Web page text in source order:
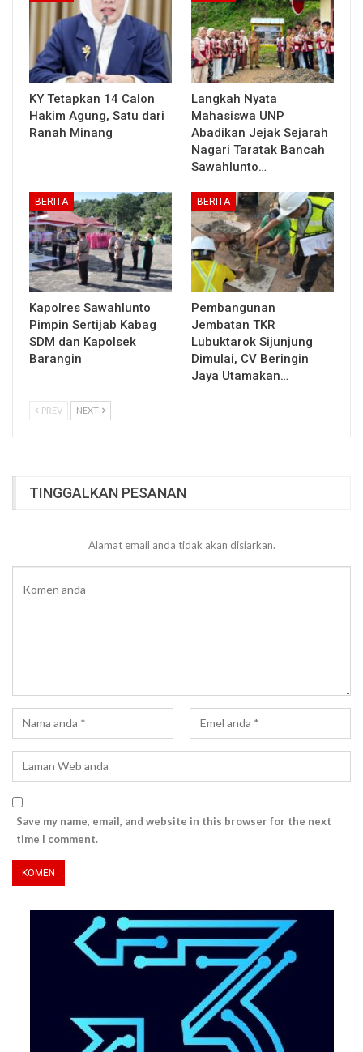
KY Tetapkan 14 Calon
Hakim Agung, Satu dari
Ranah Minang
Langkah Nyata
Mahasiswa UNP
Abadikan Jejak Sejarah
Nagari Taratak Bancah
Sawahlunto…
BERITA
Kapolres Sawahlunto
Pimpin Sertijab Kabag
SDM dan Kapolsek
Barangin
BERITA
Pembangunan
Jembatan TKR
Lubuktarok Sijunjung
Dimulai, CV Beringin
Jaya Utamakan…
PREV NEXT
TINGGALKAN PESANAN
Alamat email anda tidak akan disiarkan.
Save my name, email, and website in this browser for the next
time I comment.